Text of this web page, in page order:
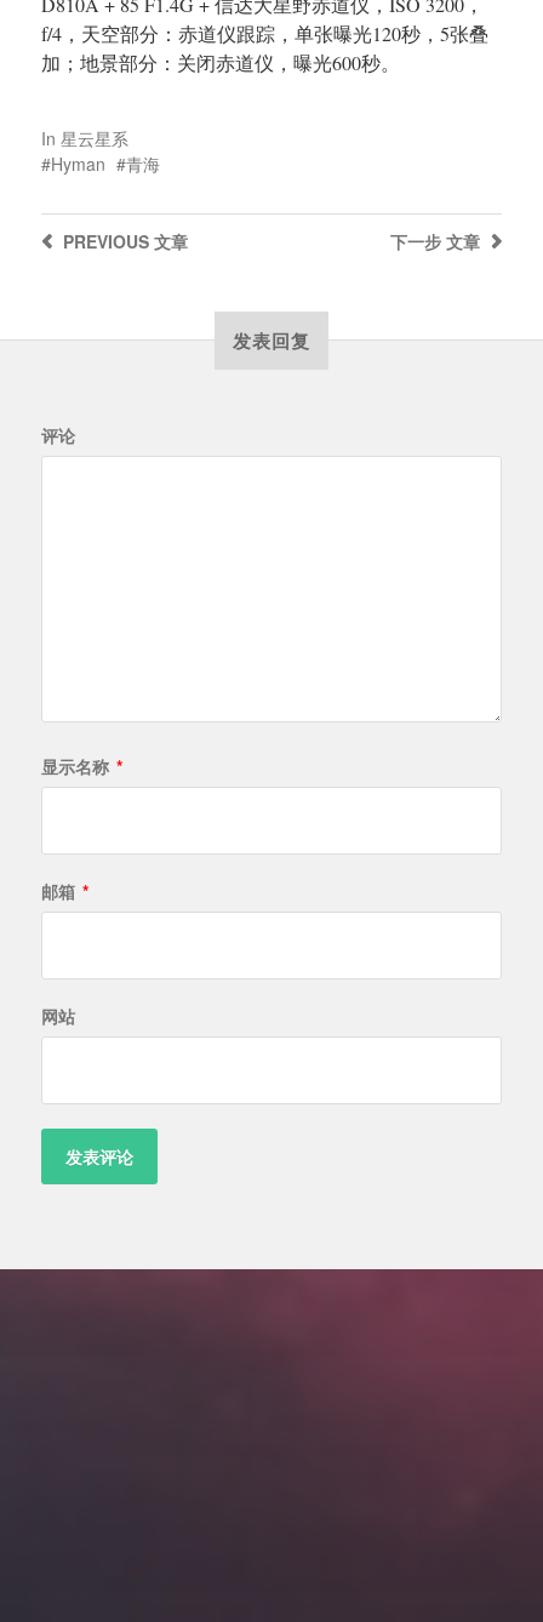
f/4，天空部分：赤道仪跟踪，单张曝光120秒，5张叠
加；地景部分：关闭赤道仪，曝光600秒。
In 星云星系
Hyman
青海
下一步 文章
PREVIOUS文章
发表回复
评论
显示名称 *
邮箱 *
网站